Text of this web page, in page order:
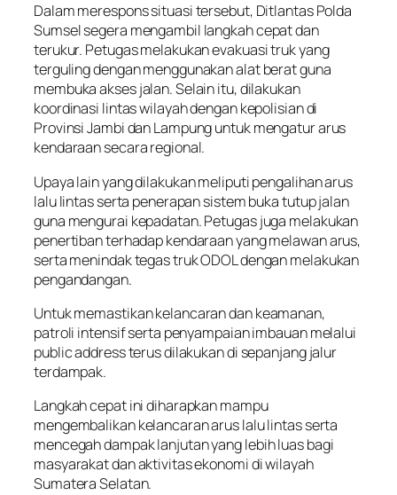
Dalam merespons situasi tersebut, Ditlantas Polda
Sumsel segera mengambil langkah cepat dan
terukur. Petugas melakukan evakuasi truk yang
terguling dengan menggunakan alat berat guna
membuka akses jalan. Selain itu, dilakukan
koordinasi lintas wilayah dengan kepolisian di
Provinsi Jambi dan Lampung untuk mengatur arus
kendaraan secara regional.
Upaya lain yang dilakukan meliputi pengalihan arus
lalu lintas serta penerapan sistem buka tutup jalan
guna mengurai kepadatan. Petugas juga melakukan
penertiban terhadap kendaraan yang melawan arus,
serta menindak tegas truk ODOL dengan melakukan
pengandangan.
Untuk memastikan kelancaran dan keamanan,
patroli intensif serta penyampaian imbauan melalui
public address terus dilakukan di sepanjang jalur
terdampak.
Langkah cepat ini diharapkan mampu
mengembalikan kelancaran arus lalu lintas serta
mencegah dampak lanjutan yang lebih luas bagi
masyarakat dan aktivitas ekonomi di wilayah
Sumatera Selatan.